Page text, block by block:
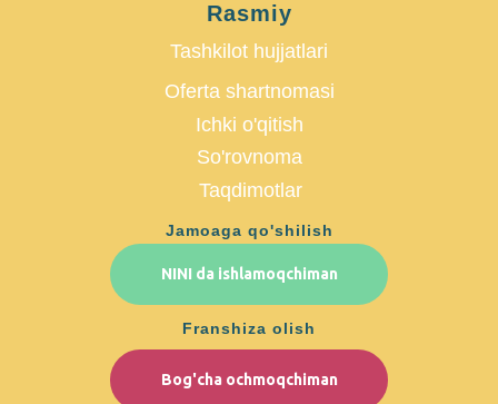
Rasmiy
Tashkilot hujjatlari
Oferta shartnomasi
Ichki o'qitish
So'rovnoma
Taqdimotlar
Franshiza olish
Bog'cha ochmoqchiman
Jamoaga qo'shilish
NINI da ishlamoqchiman